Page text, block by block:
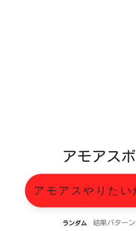
アモアス
アモアスやりたい
ランダム
結果パター